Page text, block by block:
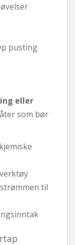
pusting
eller
som bør
til